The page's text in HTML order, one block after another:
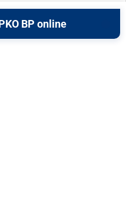
BP online